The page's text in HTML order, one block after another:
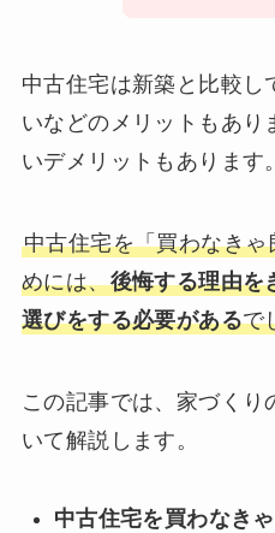
中古住宅は新築と比較し
いなどのメリットもあり
いデメリットもあります。
中古住宅を「買わなき
めには、後悔する理由を
選びをする必要があるで
この記事では、家づくり
いて解説します。
中古住宅を買わなき